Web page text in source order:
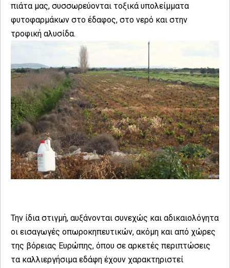
πιάτα μας, συσσωρεύονται τοξικά υπολείμματα
φυτοφαρμάκων στο έδαφος, στο νερό και στην
τροφική αλυσίδα.
Την ίδια στιγμή, αυξάνονται συνεχώς και αδικαιολόγητα
οι εισαγωγές οπωροκηπευτικών, ακόμη και από χώρες
της βόρειας Ευρώπης, όπου σε αρκετές περιπτώσεις
τα καλλιεργήσιμα εδάφη έχουν χαρακτηριστεί